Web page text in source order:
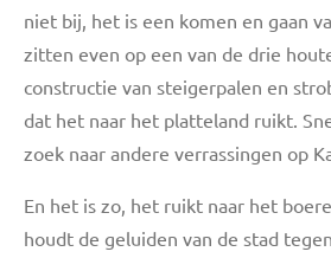
niet bij, het is een komen en gaan
zitten even op een van de drie
constructie van steigerpalen en
dat het naar het platteland ruikt.
zoek naar andere verrassingen op
En het is zo, het ruikt naar het
houdt de geluiden van de stad